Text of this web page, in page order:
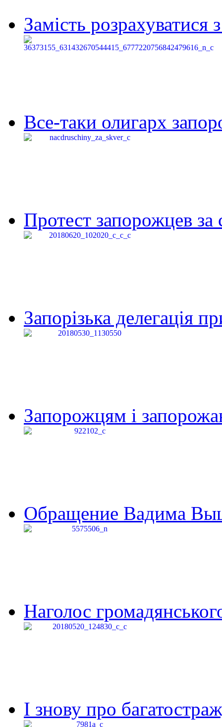
Замість
Все-таки олигарх
Протест запорожцев за
Запорізька делегація
Запорожцям і
Обращение Вадима
Наголос
І знову про